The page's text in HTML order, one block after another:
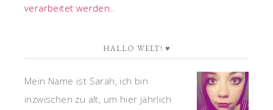
verarbeitet werden..
HALLO WELT! ♥
Mein Name ist Sarah, ich bin
inzwischen zu alt, um hier jährlich